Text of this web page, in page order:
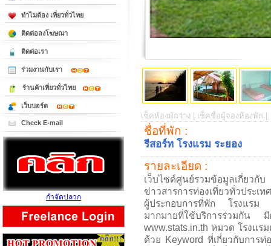
เช็คห้องพักว่าง | เช็คชื่อผู้จองห้องพัก |
ชื่อที่พัก :
รีสอร์ท โรงแรม ระยอง
รายละเอียด :
เว็บไซด์ศูนย์รวมข้อมูลเกี่ยวกั
ข่าวสารการท่องเที่ยวทั่วประเ
ผู้ประกอบการที่พัก โรงแรม
มากมายที่ใช้บริการร่วมกัน
www.stats.in.th หมวด โรงแร
ด้วย Keyword ที่เกี่ยวกับการ
ทำไมต้อง เที่ยวทั่วไทย
ติดต่อลงโฆษณา
ติดต่อเรา
ร่วมงานกับเรา
ร้านค้าเที่ยวทั่วไทย
เว็บบอร์ด
Check E-mail
กำจัดปลวก